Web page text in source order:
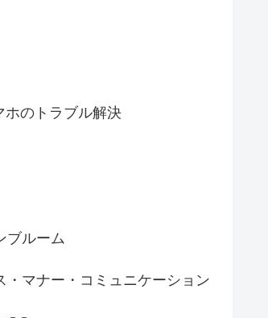
ホのトラブル解決
ブルーム
・マナー・コミュニケーション